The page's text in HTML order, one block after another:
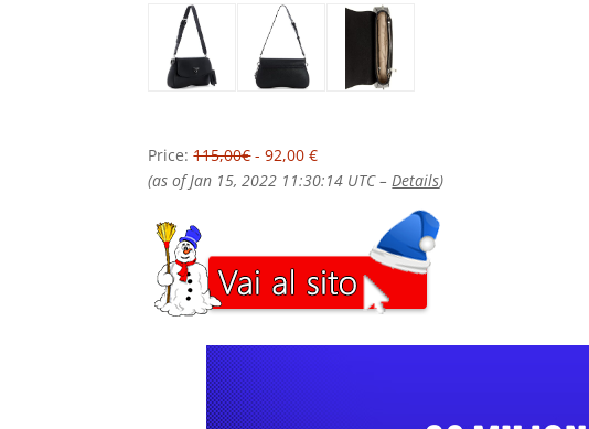
Price:115,00€- 92,00 €
(as of Jan 15, 2022 11:30:14 UTC – Details)